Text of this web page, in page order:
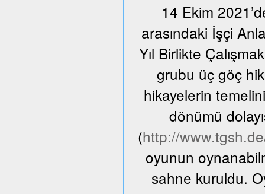
14 Ekim
arasındaki İşçi
Yıl Birlikte
grubu üç göç
hikayelerin
dönümü
(http://
oyunun
sahne kuruldu.